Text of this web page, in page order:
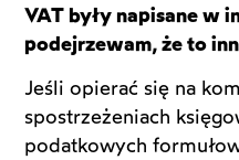
VAT były napisane w
podejrzewam, że to
Jeśli opierać się na
spostrzeżeniach
podatkowych